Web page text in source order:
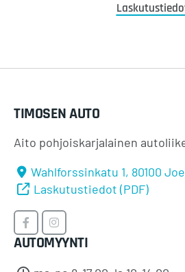
TIMOSEN AUTO
Aito pohjoiskarjalainen
Wahlforssinkatu 1, 80100
Laskutustiedot (PDF)
Timosen
Auto
Facebookissa
Timosen
Auto
AUTOMYYNTI